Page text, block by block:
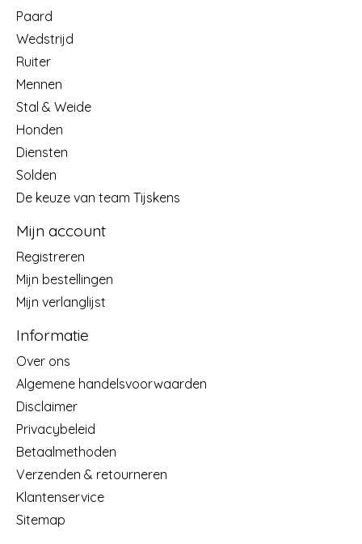
Paard
Wedstrijd
Ruiter
Mennen
Stal & Weide
Honden
Diensten
Solden
De keuze van team Tijskens
Mijn account
Registreren
Mijn bestellingen
Mijn verlanglijst
Informatie
Over ons
Algemene handelsvoorwaarden
Disclaimer
Privacybeleid
Betaalmethoden
Verzenden & retourneren
Klantenservice
Sitemap